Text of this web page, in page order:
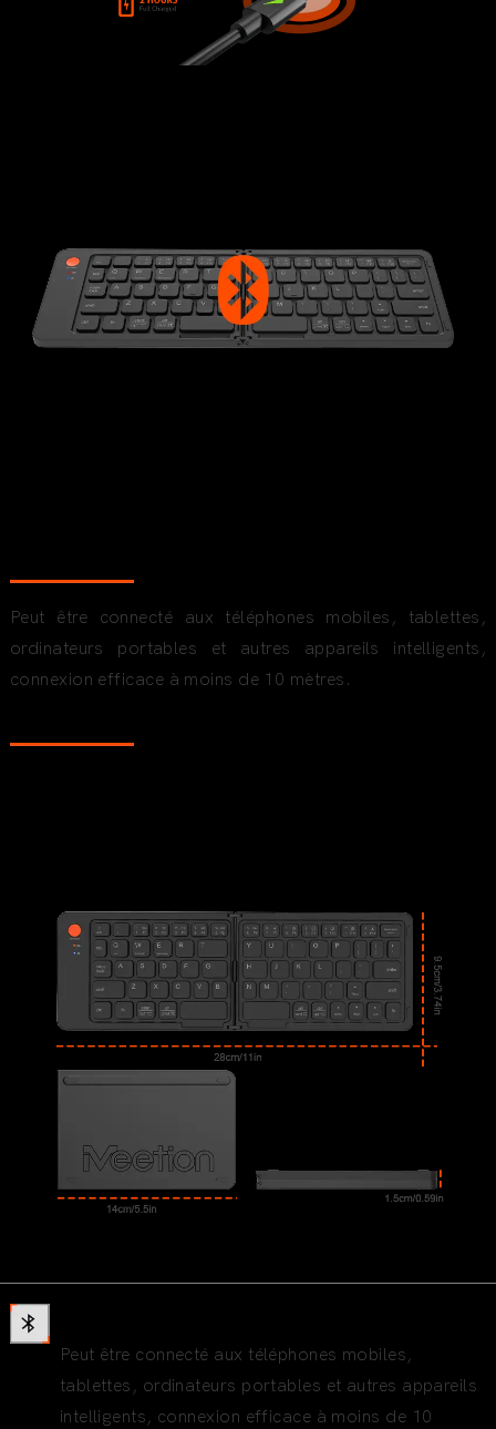
Peut être connecté aux téléphones mobiles, tablettes,
ordinateurs portables et autres appareils intelligents,
connexion efficace à moins de 10 mètres.
Peut être connecté aux téléphones mobiles,
tablettes, ordinateurs portables et autres appareils
intelligents, connexion efficace à moins de 10